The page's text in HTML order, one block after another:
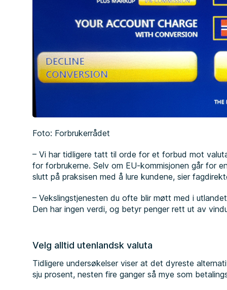
Foto: Forbrukerrådet
– Vi har tidligere tatt til orde for et forbud mot
for forbrukerne. Selv om EU-kommisjonen går for
slutt på praksisen med å lure kundene, sier
– Vekslingstjenesten du ofte blir møtt med i
Den har ingen verdi, og betyr penger rett ut av
Velg alltid utenlandsk valuta
Tidligere undersøkelser viser at det dyreste
sju prosent, nesten fire ganger så mye som